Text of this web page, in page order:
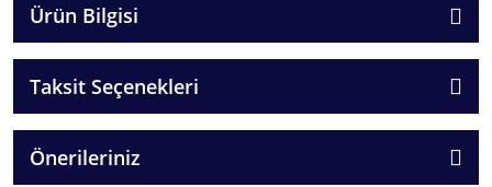
Ürün Bilgisi
Taksit Seçenekleri
Önerileriniz